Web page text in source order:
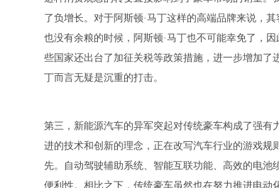
了负增长。对于阿斯顿·马丁这样的高端品牌来说，
也没有余粮的时候，阿斯顿·马丁也不可能幸免了，
些国家还出台了加征关税等政策措施，进一步增加了
丁而言无疑是沉重的打击。
第三，新能源汽车的异军突起对传统豪车构成了强
进的技术和创新的理念，正在改写汽车行业的游戏
先。自动驾驶辅助系统、智能互联功能、高效的电
便利性。相比之下，传统豪车虽然也在努力推进电动